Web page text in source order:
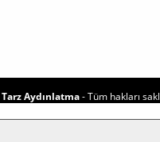
Tarz Aydınlatma- Tüm hakları